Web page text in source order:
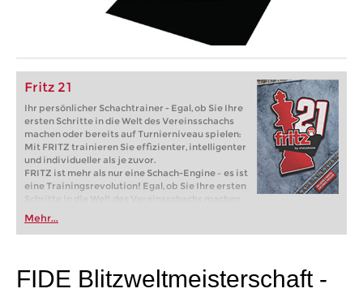
Fritz 21
Ihr persönlicher Schachtrainer - Egal, ob Sie Ihre
ersten Schritte in die Welt des Vereinsschachs
machen oder bereits auf Turnierniveau spielen:
Mit FRITZ trainieren Sie effizienter, intelligenter
und individueller als je zuvor.
FRITZ ist mehr als nur eine Schach-Engine – es ist
eine Trainingsrevolution! Egal, ob Sie Ihre ersten
Schritte in die Welt des Vereinsschachs machen
oder bereits auf Turnierniveau spielen: Mit
FRITZ trainieren Sie effizienter, intelligenter und
individueller als je zuvor.
Mehr...
FIDE Blitzweltmeisterschaft -